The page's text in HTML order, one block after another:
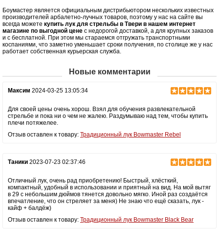
Боумастер является официальным дистрибьютором нескольких известных
производителей арбалетно-лучных товаров, поэтому у нас на сайте вы
всегда можете купить лук для стрельбы в Твери в нашем интернет
магазине по выгодной цене с недорогой доставкой, а для крупных заказов
и с бесплатной. При этом мы стараемся отгружать транспортными
коспаниями, что заметно уменьшает сроки получения, по столице же у нас
работает собственная курьерская служба.
Новые комментарии
Максим 2024-03-25 13:05:34
Для своей цены очень хорош. Взял для обучения развлекательной
стрельбе и пока ни о чем не жалею. Раздумываю над тем, чтобы купить
плечи потяжелее.
Отзыв оставлен к товару: Традиционный лук Bowmaster Rebel
Таники 2023-07-23 02:37:46
Отличный лук, очень рад приобретению! Быстрый, хлёсткий,
компактный, удобный в использовании и приятный на вид. На мой вытяг
в 29 с небольшим дюймов тянется довольно мягко. Иной раз создаётся
впечатление, что он стреляет за меня) Не знаю что ещё сказать, лук -
кайф + балдёж)
Отзыв оставлен к товару: Традиционный лук Bowmaster Black Bear